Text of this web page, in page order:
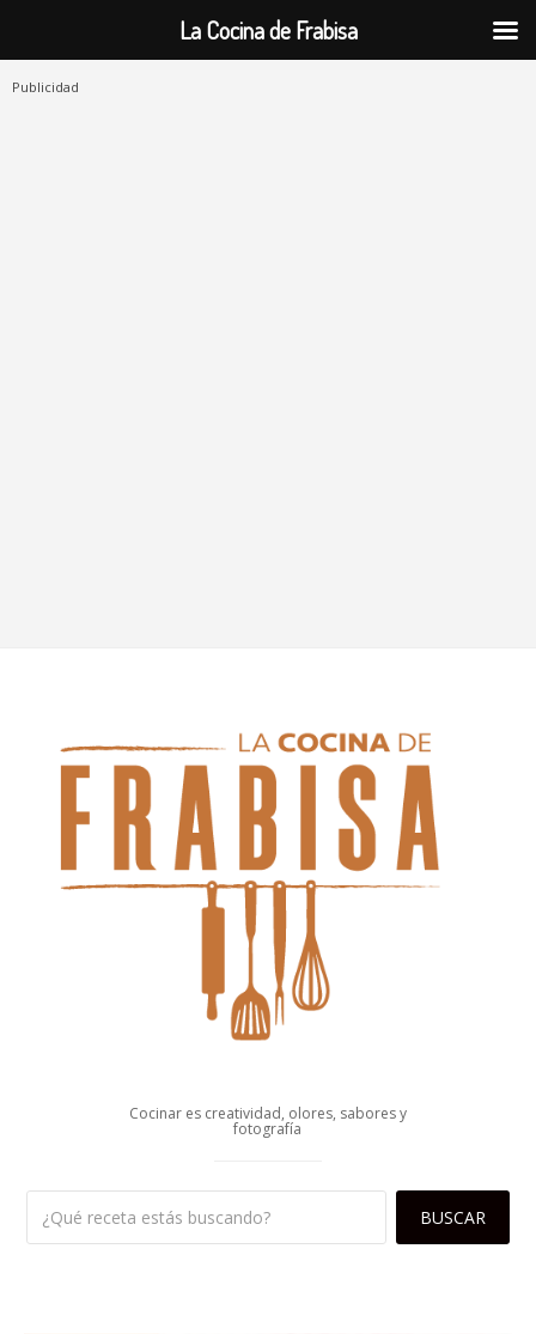
Publicidad
Cocinar es creatividad, olores, sabores y
fotografía
La Cocina de Frabisa